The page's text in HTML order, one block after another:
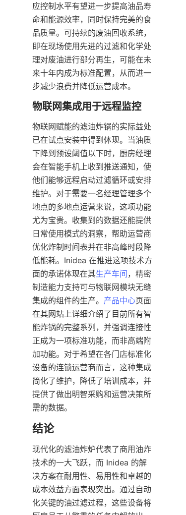
应控制水平有望进一步提高油品寿
命和能源效率，同时保持完美的食
品质量。可持续的废油回收系统，
即在现场使用先进的过滤和化学处
理对废油进行部分再生，可能在未
来十年内成为标准配置，从而进一
步减少浪费并降低运营成本。
物联网赋能的滤油炸锅的实际益处
已在试点安装中得到体现。当油质
下降到预设阈值以下时，厨房经理
会在智能手机上收到推送通知，使
他们能够远程启动过滤循环或安排
维护。对于需要一名经理管理多个
地点的多地点运营来说，这项功能
尤为宝贵。收集到的数据还能提供
日常使用模式的洞察，帮助运营商
优化炸制时间表并在非高峰时段降
低能耗。Inidea 在推进这项技术方
面的承诺体现在其生产车间，精密
制造能力支持可与物联网模块无缝
集成的组件的生产。 产品中心页面
在其网站上详细介绍了目前所有智
能炸锅的完整系列，并强调连接性
正成为一项标准功能，而非高端附
加功能。对于希望在各门店标准化
设备的连锁运营商而言，这种集成
简化了维护，降低了培训成本，并
提供了做出明智采购和运营决策所
现代化的滤油炸炉代表了商用油炸
技术的一大飞跃，而 Inidea 的解
决方案在耐用性、易用性和卓越的
成本效益方面表现突出。通过自动
化关键的油过滤过程，这些设备将